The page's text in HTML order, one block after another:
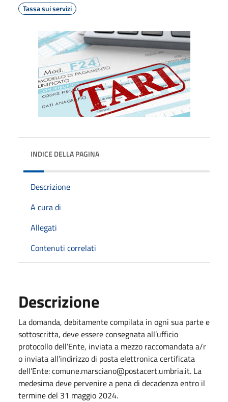
Tassa sui servizi
INDICE DELLA PAGINA
Descrizione
A cura di
Allegati
Contenuti correlati
Descrizione
La domanda, debitamente compilata in ogni sua parte e
sottoscritta, deve essere consegnata all’ufficio
protocollo dell’Ente, inviata a mezzo raccomandata a/r
o inviata all’indirizzo di posta elettronica certificata
dell’Ente: comune.marsciano@postacert.umbria.it. La
medesima deve pervenire a pena di decadenza entro il
termine del 31 maggio 2024.